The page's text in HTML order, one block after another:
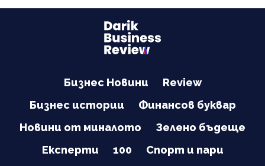
Бизнес Новини
Review
Бизнес истории
Финансов буквар
Новини от миналото
Зелено бъдеще
Експерти
100
Спорт и пари